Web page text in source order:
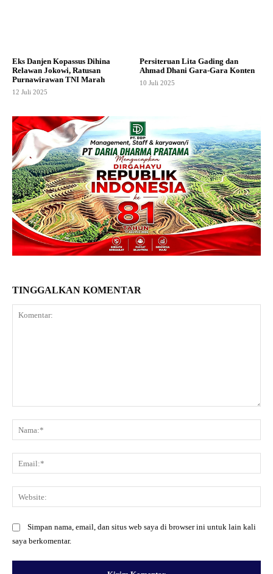
Eks Danjen Kopassus Dihina
Relawan Jokowi, Ratusan
Purnawirawan TNI Marah
12 Juli 2025
Persiteruan Lita Gading dan
Ahmad Dhani Gara-Gara Konten
10 Juli 2025
TINGGALKAN KOMENTAR
Simpan nama, email, dan situs web saya di browser ini untuk lain kali
saya berkomentar.